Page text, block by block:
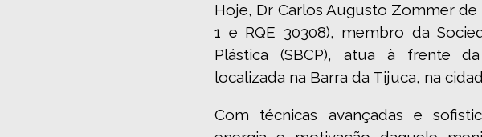
Hoje, Dr Carlos Augusto Zommer de
1 e RQE 30308), membro da
Plástica (SBCP), atua à frente
localizada na Barra da Tijuca, na
Com técnicas avançadas e